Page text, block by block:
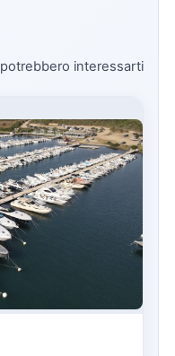
interessarti